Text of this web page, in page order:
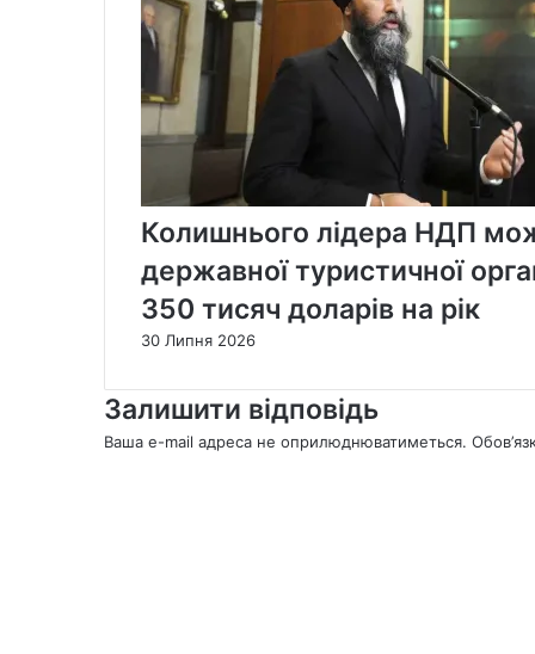
Колишнього лідера НДП
державної туристичної
350 тисяч доларів на рік
30 Липня 2026
Залишити відповідь
Ваша e-mail адреса не оприлюднюватиметься.